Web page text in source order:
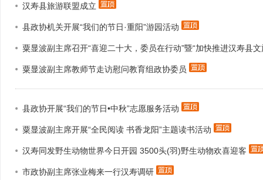
汉寿县旅游联盟成立
县政协机关开展“我们的节日·重阳”游园活动
粟显波副主席召开“喜迎二十大，委员在行动”暨“加快推进汉寿县
粟显波副主席教师节走访慰问教育组政协委员
县政协开展“我们的节日•中秋”志愿服务活动
粟显波副主席开展“全民阅读 书香龙阳”主题读书活动
汉寿同发野生动物世界今日开园 3500头(羽)野生动物欢喜迎客
市政协副主席张业梅来一行汉寿调研